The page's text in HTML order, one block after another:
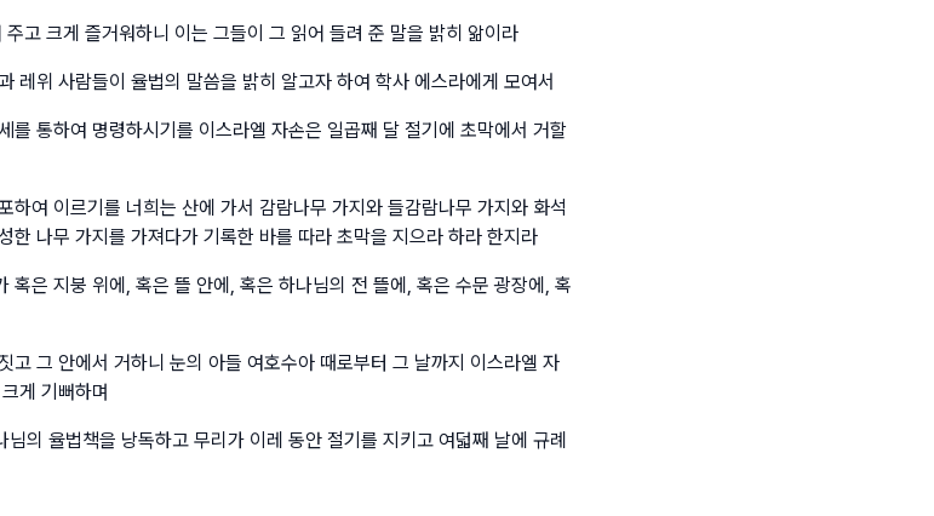
고 크게 즐거워하니 이는 그들이 그 읽어 들려 준 말을 밝히 앎이라
레위 사람들이 율법의 말씀을 밝히 알고자 하여 학사 에스라에게 모여서
를 통하여 명령하시기를 이스라엘 자손은 일곱째 달 절기에 초막에서 거할
하여 이르기를 너희는 산에 가서 감람나무 가지와 들감람나무 가지와 화석
한 나무 가지를 가져다가 기록한 바를 따라 초막을 지으라 하라 한지라
혹은 지붕 위에, 혹은 뜰 안에, 혹은 하나님의 전 뜰에, 혹은 수문 광장에, 혹
고 그 안에서 거하니 눈의 아들 여호수아 때로부터 그 날까지 이스라엘 자
게 기뻐하며
의 율법책을 낭독하고 무리가 이레 동안 절기를 지키고 여덟째 날에 규례